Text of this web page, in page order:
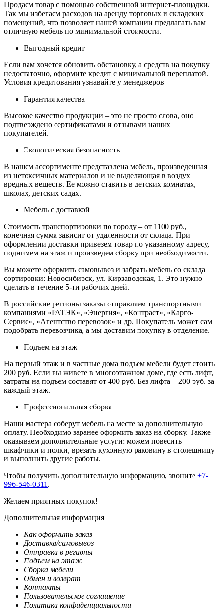
Продаем товар с помощью собственной интернет-площадки.
Так мы избегаем расходов на аренду торговых и складских
помещений, что позволяет нашей компании предлагать вам
отличную мебель по минимальной стоимости.
Выгодный кредит
Если вам хочется обновить обстановку, а средств на покупку
недостаточно, оформите кредит с минимальной переплатой.
Условия кредитования узнавайте у менеджеров.
Гарантия качества
Высокое качество продукции – это не просто слова, оно
подтверждено сертификатами и отзывами наших
покупателей.
Экологическая безопасность
В нашем ассортименте представлена мебель, произведенная
из нетоксичных материалов и не выделяющая в воздух
вредных веществ. Ее можно ставить в детских комнатах,
школах, детских садах.
Мебель с доставкой
Стоимость транспортировки по городу – от 1100 руб.,
конечная сумма зависит от удаленности от склада. При
оформлении доставки привезем товар по указанному адресу,
поднимем на этаж и произведем сборку при необходимости.
Вы можете оформить самовывоз и забрать мебель со склада
сортировки: Новосибирск, ул. Кирзаводская, 1. Это нужно
сделать в течение 5-ти рабочих дней.
В российские регионы заказы отправляем транспортными
компаниями «РАТЭК», «Энергия», «Контраст», «Карго-
Сервис», «Агентство перевозок» и др. Покупатель может сам
подобрать перевозчика, а мы доставим покупку в отделение.
Подъем на этаж
На первый этаж и в частные дома подъем мебели будет стоить
200 руб. Если вы живете в многоэтажном доме, где есть лифт,
затраты на подъем составят от 400 руб. Без лифта – 200 руб. за
каждый этаж.
Профессиональная сборка
Наши мастера соберут мебель на месте за дополнительную
оплату. Необходимо заранее оформить заказ на сборку. Также
оказываем дополнительные услуги: можем повесить
шкафчики и полки, врезать кухонную раковину в столешницу
и выполнить другие работы.
Чтобы получить дополнительную информацию, звоните +7-
996-546-0311 .
Желаем приятных покупок!
Дополнительная информация
Как оформить заказ
Доставка/самовывоз
Отправка в регионы
Подъем на этаж
Сборка мебели
Обмен и возврат
Контакты
Пользовательское соглашение
Политика конфиденциальности